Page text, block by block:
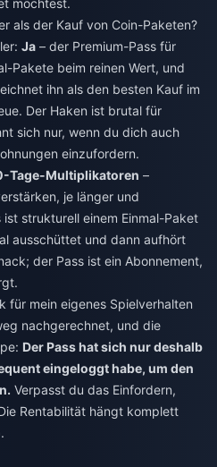
möchtest.
als der Kauf von Coin-Paketen?
Ja – der Premium-Pass für
Pakete beim reinen Wert, und
ihn als den besten Kauf im
Der Haken ist brutal für
sich nur, wenn du dich auch
einzufordern.
Tage-Multiplikatoren –
je länger und
strukturell einem Einmal-Paket
ausschüttet und dann aufhört
der Pass ist ein Abonnement,
für mein eigenes Spielverhalten
nachgerechnet, und die
Der Pass hat sich nur deshalb
eingeloggt habe, um den
Verpasst du das Einfordern,
Rentabilität hängt komplett